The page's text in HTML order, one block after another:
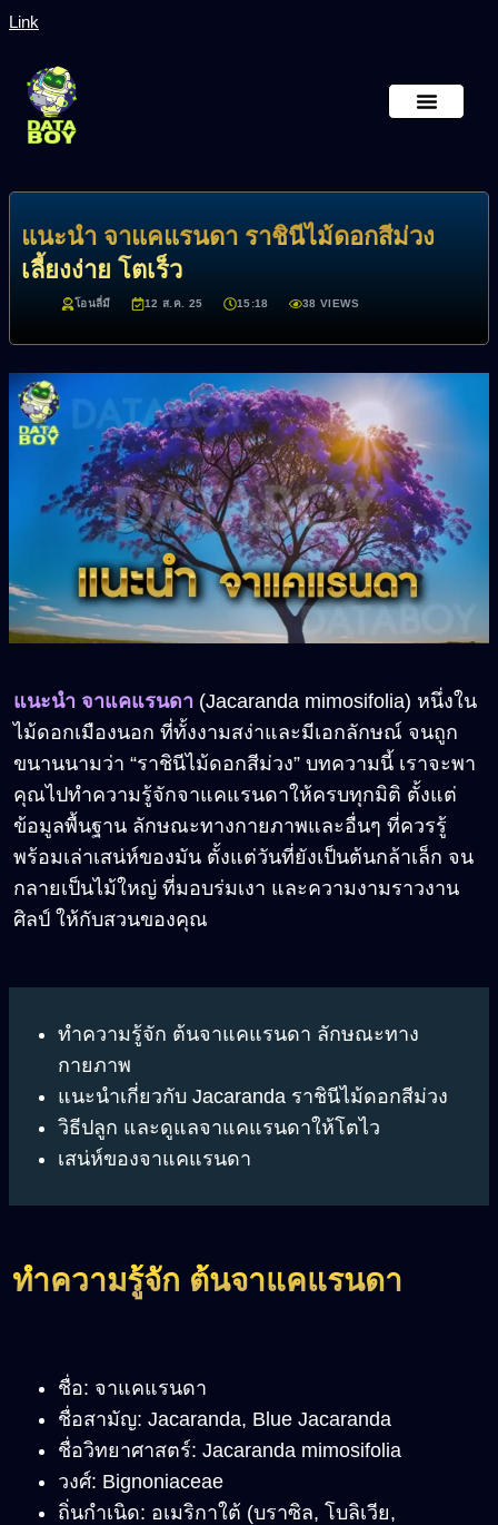
Link
แนะนำ จาแคแรนดา ราชินีไม้ดอกสีม่วง
เลี้ยงง่าย โตเร็ว
โอนลี่มี 12 ส.ค. 25 15:18 38 VIEWS
แนะนำ จาแคแรนดา (Jacaranda mimosifolia) หนึ่งใน
ไม้ดอกเมืองนอก ที่ทั้งงามสง่าและมีเอกลักษณ์ จนถูก
ขนานนามว่า “ราชินีไม้ดอกสีม่วง” บทความนี้ เราจะพา
คุณไปทำความรู้จักจาแคแรนดาให้ครบทุกมิติ ตั้งแต่
ข้อมูลพื้นฐาน ลักษณะทางกายภาพและอื่นๆ ที่ควรรู้
พร้อมเล่าเสน่ห์ของมัน ตั้งแต่วันที่ยังเป็นต้นกล้าเล็ก จน
กลายเป็นไม้ใหญ่ ที่มอบร่มเงา และความงามราวงาน
ศิลป์ ให้กับสวนของคุณ
ทำความรู้จัก ต้นจาแคแรนดา ลักษณะทาง
กายภาพ
แนะนำเกี่ยวกับ Jacaranda ราชินีไม้ดอกสีม่วง
วิธีปลูก และดูแลจาแคแรนดาให้โตไว
เสน่ห์ของจาแคแรนดา
ทำความรู้จัก ต้นจาแคแรนดา
ชื่อ: จาแคแรนดา
ชื่อสามัญ: Jacaranda, Blue Jacaranda
ชื่อวิทยาศาสตร์: Jacaranda mimosifolia
วงศ์: Bignoniaceae
ถิ่นกำเนิด: อเมริกาใต้ (บราซิล, โบลิเวีย,